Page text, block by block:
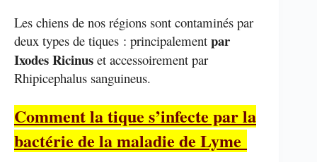
Les chiens de nos régions sont contaminés par
deux types de tiques : principalement par
Ixodes Ricinus et accessoirement par
Rhipicephalus sanguineus.
Comment la tique s’infecte par la
bactérie de la maladie de Lyme